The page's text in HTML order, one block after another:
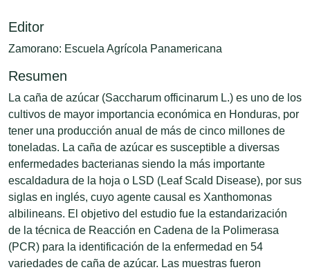
Editor
Zamorano: Escuela Agrícola Panamericana
Resumen
La caña de azúcar (Saccharum officinarum L.) es uno de los
cultivos de mayor importancia económica en Honduras, por
tener una producción anual de más de cinco millones de
toneladas. La caña de azúcar es susceptible a diversas
enfermedades bacterianas siendo la más importante
escaldadura de la hoja o LSD (Leaf Scald Disease), por sus
siglas en inglés, cuyo agente causal es Xanthomonas
albilineans. El objetivo del estudio fue la estandarización
de la técnica de Reacción en Cadena de la Polimerasa
(PCR) para la identificación de la enfermedad en 54
variedades de caña de azúcar. Las muestras fueron